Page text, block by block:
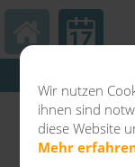
Wir nutzen
ihnen sind
diese Website
Mehr